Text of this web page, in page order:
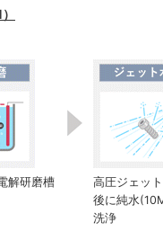
解研磨槽
高圧ジェッ
後に純水
洗浄